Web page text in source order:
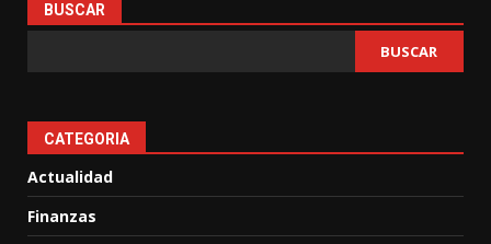
BUSCAR
BUSCAR
CATEGORIA
Actualidad
Finanzas